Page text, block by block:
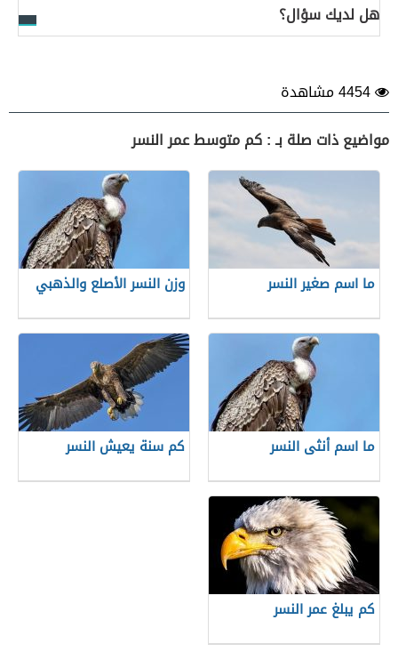
هل لديك سؤال؟
مواضيع ذات صلة بـ : كم متوسط عمر النسر
ما اسم صغير النسر وزن النسر الأصلع والذهبي
ما اسم أنثى النسر كم سنة يعيش النسر
كم يبلغ عمر النسر